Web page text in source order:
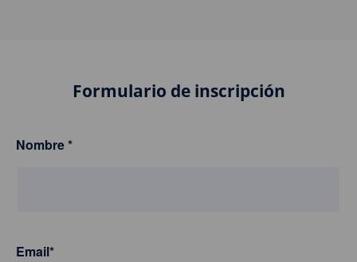
Formulario de inscripción
Nombre*
Email*